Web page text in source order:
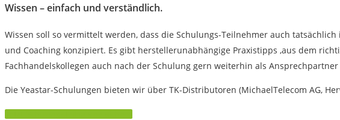
Wissen – einfach und verständlich.
Wissen soll so vermittelt werden, dass die Schulungs-Teilnehmer auch
und Coaching konzipiert. Es gibt herstellerunabhängige Praxistipps ‚aus dem
Fachhandelskollegen auch nach der Schulung gern weiterhin als
Die Yeastar-Schulungen bieten wir über TK-Distributoren (MichaelTelecom AG,